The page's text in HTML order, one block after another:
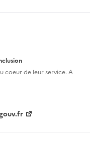
coeur de leur service. A